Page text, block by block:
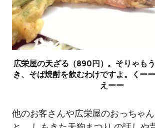
広栄屋の天ざる（890円）。そりゃも
き、そば焼酎を飲むわけですよ。くー
えーー
他のお客さんや広栄屋のおっちゃ